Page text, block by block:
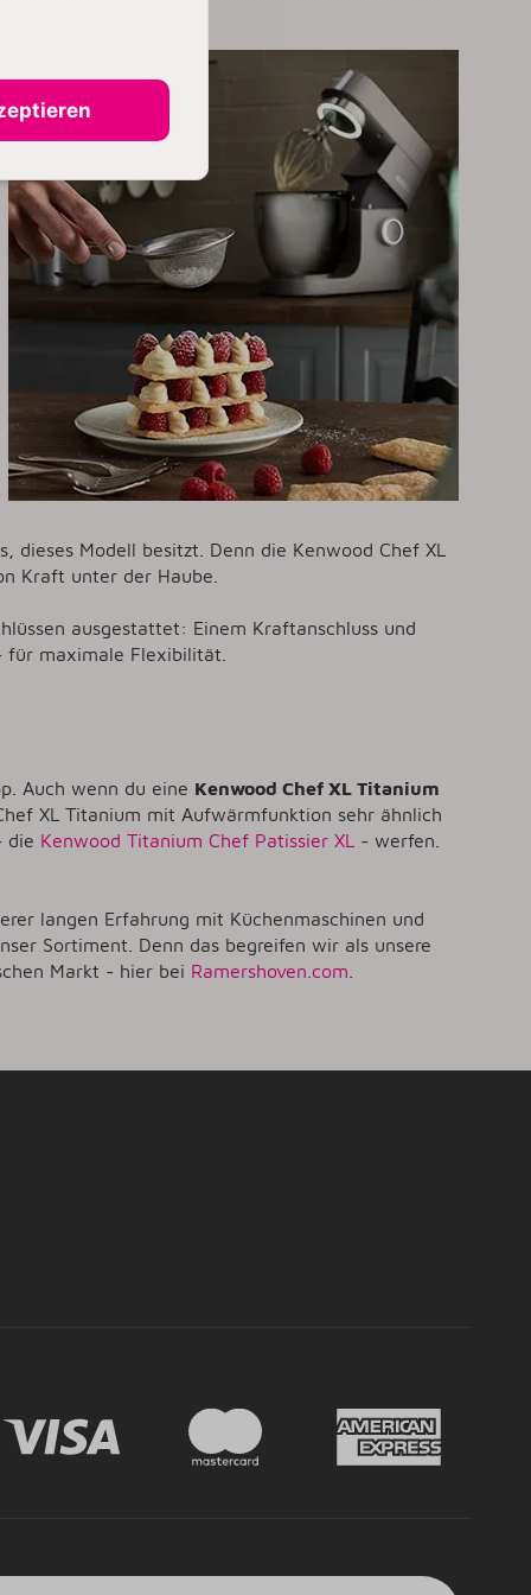
Modell besitzt. Denn die Kenwood Chef XL
Kraft unter der Haube.
ausgestattet: Einem Kraftanschluss und
für maximale Flexibilität.
Auch wenn du eine Kenwood Chef XL Titanium
XL Titanium mit Aufwärmfunktion sehr ähnlich
die Kenwood Titanium Chef Patissier XL
- werfen.
langen Erfahrung mit Küchenmaschinen und
Sortiment. Denn das begreifen wir als unsere
Markt - hier bei Ramershoven.com